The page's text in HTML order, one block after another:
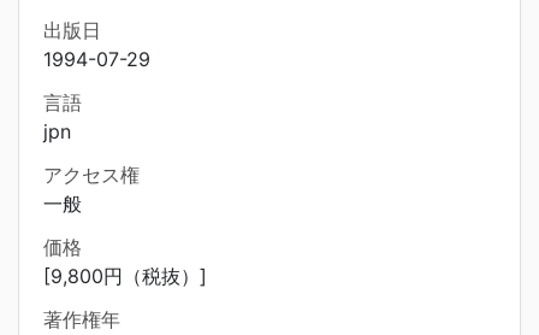
出版日
1994-07-29
言語
jpn
アクセス権
一般
価格
[9,800円（税抜）]
著作権年